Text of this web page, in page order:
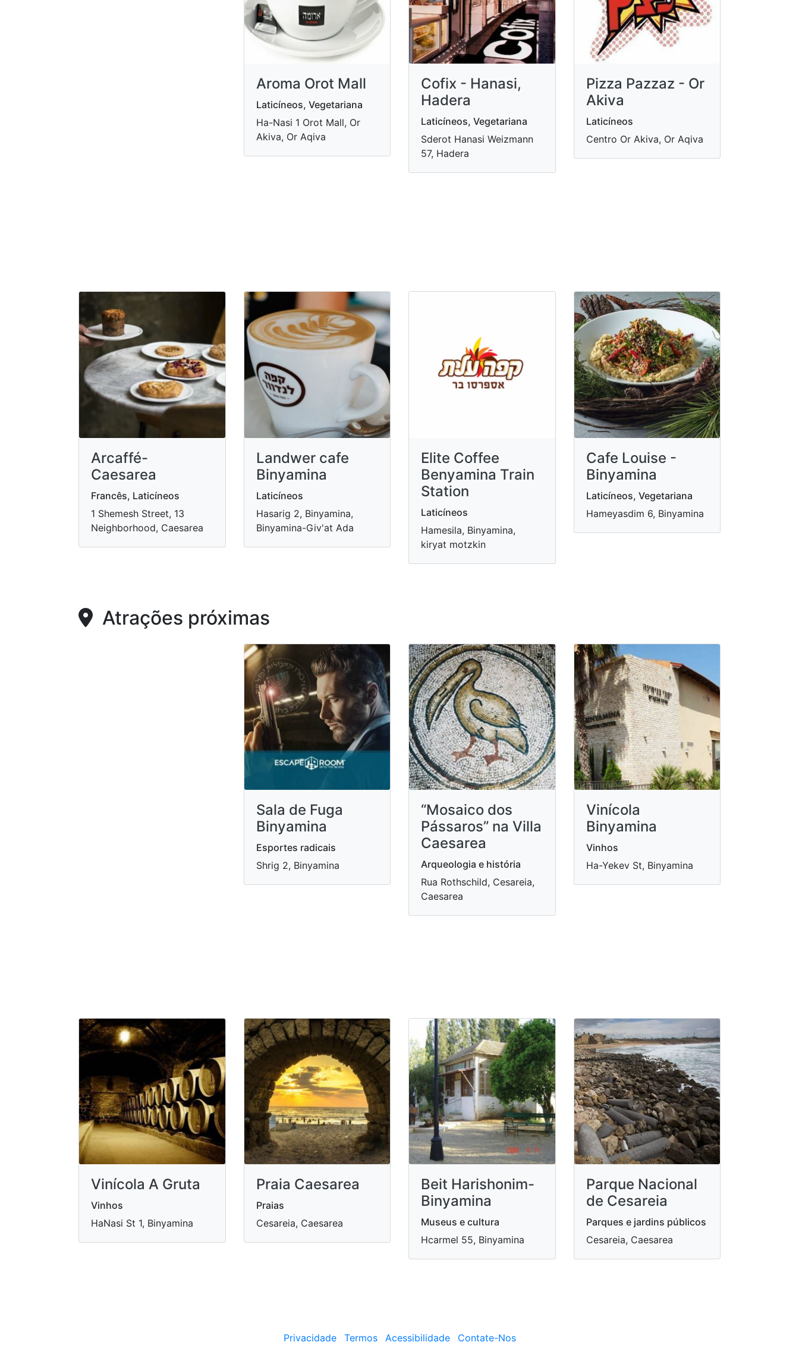
Aroma Orot Mall
Laticíneos, Vegetariana
Ha-Nasi 1 Orot Mall, Or
Akiva, Or Aqiva
Cofix - Hanasi,
Hadera
Laticíneos, Vegetariana
Sderot Hanasi Weizmann
57, Hadera
Pizza Pazzaz - Or
Akiva
Laticíneos
Centro Or Akiva, Or Aqiva
Arcaffé-
Caesarea
Francês, Laticíneos
1 Shemesh Street, 13
Neighborhood, Caesarea
Landwer cafe
Binyamina
Laticíneos
Hasarig 2, Binyamina,
Binyamina-Giv'at Ada
Elite Coffee
Benyamina Train
Station
Laticíneos
Hamesila, Binyamina,
kiryat motzkin
Cafe Louise -
Binyamina
Laticíneos, Vegetariana
Hameyasdim 6, Binyamina
Atrações próximas
Sala de Fuga
Binyamina
Esportes radicais
Shrig 2, Binyamina
“Mosaico dos
Pássaros” na Villa
Caesarea
Arqueologia e história
Rua Rothschild, Cesareia,
Caesarea
Vinícola
Binyamina
Vinhos
Ha-Yekev St, Binyamina
Vinícola A Gruta
Vinhos
HaNasi St 1, Binyamina
Praia Caesarea
Praias
Cesareia, Caesarea
Beit Harishonim-
Binyamina
Museus e cultura
Hcarmel 55, Binyamina
Parque Nacional
de Cesareia
Parques e jardins públicos
Cesareia, Caesarea
Privacidade Termos Acessibilidade Contate-Nos